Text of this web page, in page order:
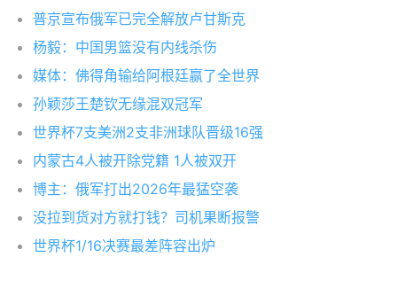
普京宣布俄军已完全解放卢甘斯克
杨毅：中国男篮没有内线杀伤
媒体：佛得角输给阿根廷赢了全世界
孙颖莎王楚钦无缘混双冠军
世界杯7支美洲2支非洲球队晋级16强
内蒙古4人被开除党籍 1人被双开
博主：俄军打出2026年最猛空袭
没拉到货对方就打钱？司机果断报警
世界杯1/16决赛最差阵容出炉